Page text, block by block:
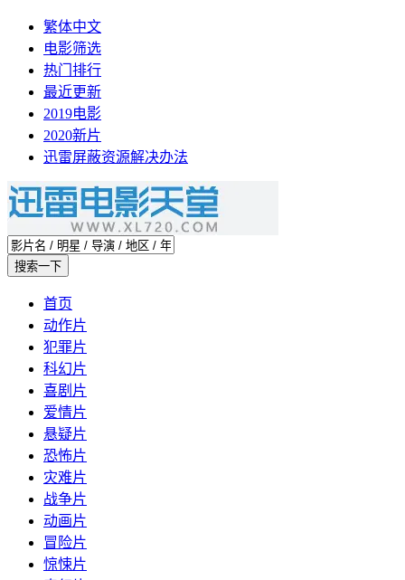
繁体中文
电影筛选
热门排行
最近更新
2019电影
2020新片
迅雷屏蔽资源解决办法
首页
动作片
犯罪片
科幻片
喜剧片
爱情片
悬疑片
恐怖片
灾难片
战争片
动画片
冒险片
惊悚片